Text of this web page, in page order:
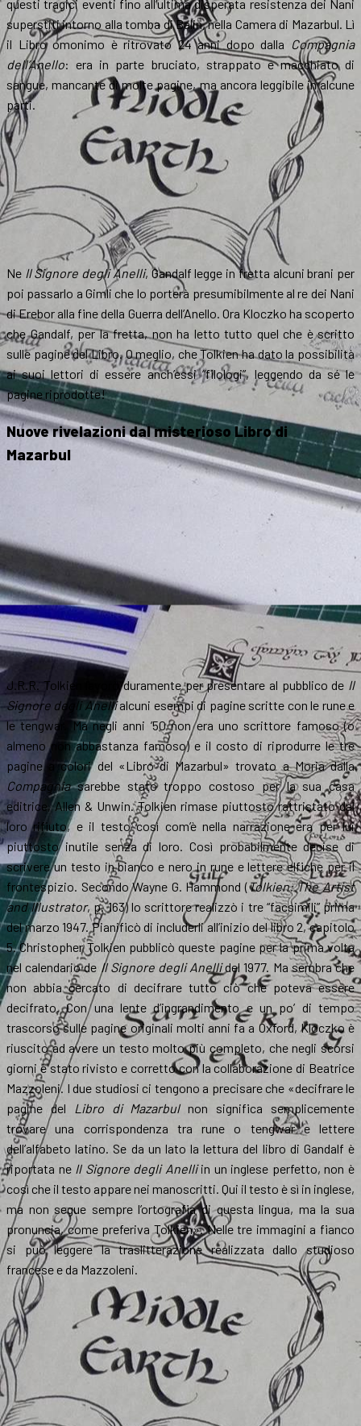
questi tragici eventi fino all’ultima disperata resistenza dei Nani
superstiti intorno alla tomba di Balin, nella Camera di Mazarbul. Lì
il Libro omonimo è ritrovato 24 anni dopo dalla Compagnia
dell’Anello: era in parte bruciato, strappato e macchiato di
sangue, mancante di molte pagine, ma ancora leggibile in alcune
parti.
Ne Il Signore degli Anelli, Gandalf legge in fretta alcuni brani per
poi passarlo a Gimli che lo porterà presumibilmente al re dei Nani
di Erebor alla fine della Guerra dell’Anello. Ora Kloczko ha scoperto
che Gandalf, per la fretta, non ha letto tutto quel che è scritto
sulle pagine del Libro. O meglio, che Tolkien ha dato la possibilità
ai suoi lettori di essere anch’essi “filologi”, leggendo da sé le
pagine riprodotte!
Nuove rivelazioni dal misterioso Libro di
Mazarbul
J.R.R. Tolkien lavorò duramente per presentare al pubblico de Il
Signore degli Anellialcuni esempi di pagine scritte con le rune e
le tengwar. Ma negli anni ’50 non era uno scrittore famoso (o
almeno non abbastanza famoso) e il costo di riprodurre le tre
pagine a colori del «Libro di Mazarbul» trovato a Moria dalla
Compagniasarebbe stato troppo costoso per la sua casa
editrice, Allen & Unwin. Tolkien rimase piuttosto rattristato dal
loro rifiuto, e il testo così com’è nella narrazione era per lui
piuttosto inutile senza di loro. Così probabilmente decise di
scrivere un testo in bianco e nero in rune e lettere elfiche per il
frontespizio. Secondo Wayne G. Hammond (Tolkien: The Artist
and Illustrator, p. 163) lo scrittore realizzò i tre “facsimili” prima
del marzo 1947. Pianificò di includerli all’inizio del libro 2, capitolo
5. Christopher Tolkien pubblicò queste pagine per la prima volta
nel calendario de Il Signore degli Anellidel 1977. Ma sembra che
non abbia cercato di decifrare tutto ciò che poteva essere
decifrato. Con una lente d’ingrandimento e un po’ di tempo
trascorso sulle pagine originali molti anni fa a Oxford, Kloczko è
riuscito ad avere un testo molto più completo, che negli scorsi
giorni è stato rivisto e corretto con la collaborazione di Beatrice
Mazzoleni. I due studiosi ci tengono a precisare che «decifrare le
pagine del
Libro di Mazarbulnon significa semplicemente
trovare una corrispondenza tra rune o tengwar e lettere
dell’alfabeto latino. Se da un lato la lettura del libro di Gandalf è
riportata ne Il Signore degli Anelliin un inglese perfetto, non è
così che il testo appare nei manoscritti. Qui il testo è sì in inglese,
ma non segue sempre l’ortografia di questa lingua, ma la sua
pronuncia, come preferiva Tolkien». Nelle tre immagini a fianco
si può leggere la traslitterazione realizzata dallo studioso
francese e da Mazzoleni.